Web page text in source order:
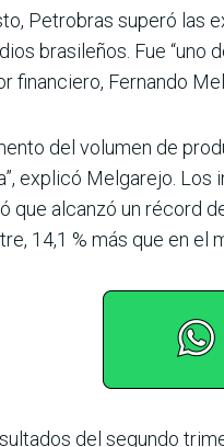
Petrobras superó las
brasileños. Fue “uno
financiero, Fernando
del volumen de
explicó Melgarejo.
que alcanzó un récord
14,1 % más que en el
del segundo